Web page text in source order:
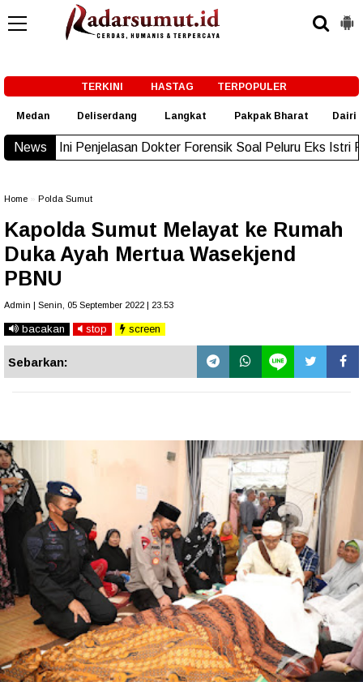
TERKINI HASTAG TERPOPULER
Medan Deliserdang Langkat Pakpak Bharat Dairi
NewsDokter Forensik Soal Peluru Eks Istri Polisi di Medan
Home Polda Sumut
Kapolda Sumut Melayat ke Rumah
Duka Ayah Mertua Wasekjend
PBNU
Admin | Senin, 05 September 2022 | 23.53
bacakan stop screen
Sebarkan: